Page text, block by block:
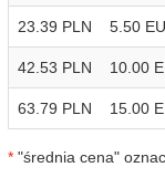
23.39 PLN 5.50
42.53 PLN 10.00
63.79 PLN 15.00
* "średnia cena"